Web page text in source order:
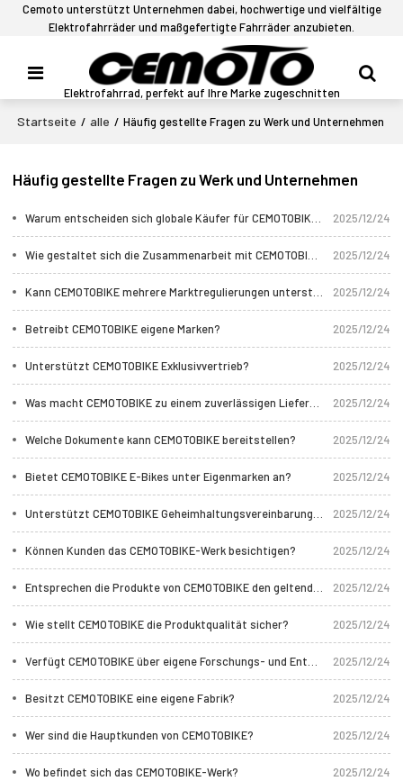
Cemoto unterstützt Unternehmen dabei, hochwertige und vielfältige
Elektrofahrräder und maßgefertigte Fahrräder anzubieten.
Elektrofahrrad, perfekt auf Ihre Marke zugeschnitten
Startseite / alle / Häufig gestellte Fragen zu Werk und Unternehmen
Häufig gestellte Fragen zu Werk und Unternehmen
2025/12/24
2025/12/24
2025/12/24
Betreibt CEMOTOBIKE eigene Marken? 2025/12/24
Unterstützt CEMOTOBIKE Exklusivvertrieb? 2025/12/24
2025/12/24
Welche Dokumente kann CEMOTOBIKE bereitstellen? 2025/12/24
Bietet CEMOTOBIKE E-Bikes unter Eigenmarken an? 2025/12/24
2025/12/24
Können Kunden das CEMOTOBIKE-Werk besichtigen? 2025/12/24
2025/12/24
Wie stellt CEMOTOBIKE die Produktqualität sicher? 2025/12/24
2025/12/24
Besitzt CEMOTOBIKE eine eigene Fabrik? 2025/12/24
Wer sind die Hauptkunden von CEMOTOBIKE? 2025/12/24
Wo befindet sich das CEMOTOBIKE-Werk? 2025/12/24